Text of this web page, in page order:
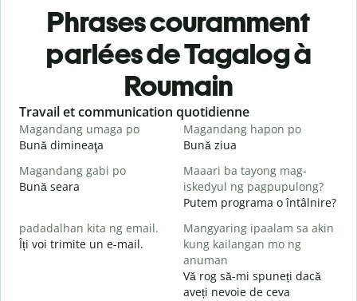
Phrases couramment
parlées de Tagalog à
Roumain
Slide 1 of 6
Travail et communication quotidienne
Magandang umaga po
Bună dimineaţa
Magandang hapon po
Bună ziua
Magandang gabi po
Bună seara
Maaari ba tayong mag-
iskedyul ng pagpupulong?
Putem programa o întâlnire?
padadalhan kita ng email.
Îți voi trimite un e-mail.
Mangyaring ipaalam sa akin
kung kailangan mo ng
anuman
Vă rog să-mi spuneți dacă
aveți nevoie de ceva